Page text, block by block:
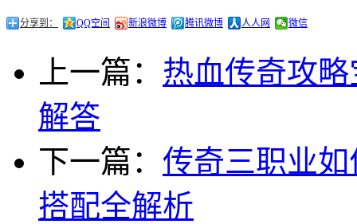
分享到： QQ空间 新浪微博 腾讯微博 人人网 微信
上一篇： 热血传奇攻
解答
下一篇： 传奇三职业
搭配全解析